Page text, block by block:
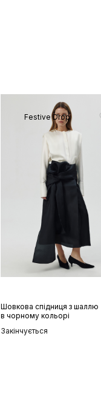
Festive Drop
XS XL
Шовкова спідниця з шаллю
в чорному кольорі
Закінчується